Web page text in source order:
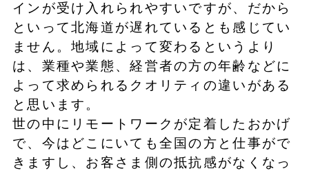
インが受け入れられやすいですが、だから
といって北海道が遅れているとも感じてい
ません。地域によって変わるというより
は、業種や業態、経営者の方の年齢などに
よって求められるクオリティの違いがある
と思います。
世の中にリモートワークが定着したおかげ
で、今はどこにいても全国の方と仕事がで
きますし、お客さま側の抵抗感がなくなっ